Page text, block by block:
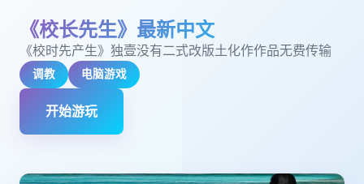
《校长先生》最新中文
《校时先产生》独壹没有二式改版土化作作品无费传输
调教 电脑游戏
开始游玩